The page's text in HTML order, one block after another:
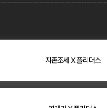
       지존조세 X 플리더스